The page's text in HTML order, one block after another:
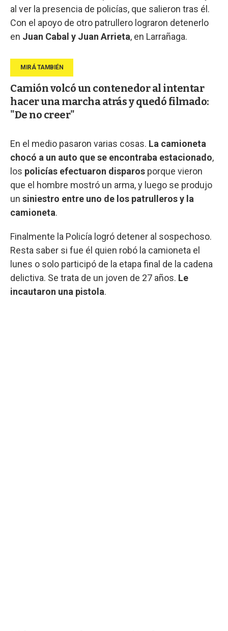
al ver la presencia de policías, que salieron tras él.
Con el apoyo de otro patrullero lograron detenerlo
en Juan Cabal y Juan Arrieta, en Larrañaga.
Camión volcó un contenedor al intentar
hacer una marcha atrás y quedó filmado:
"De no creer"
En el medio pasaron varias cosas. La camioneta
chocó a un auto que se encontraba estacionado,
los policías efectuaron disparos porque vieron
que el hombre mostró un arma, y luego se produjo
un siniestro entre uno de los patrulleros y la
camioneta.
Finalmente la Policía logró detener al sospechoso.
Resta saber si fue él quien robó la camioneta el
lunes o solo participó de la etapa final de la cadena
delictiva. Se trata de un joven de 27 años. Le
incautaron una pistola.